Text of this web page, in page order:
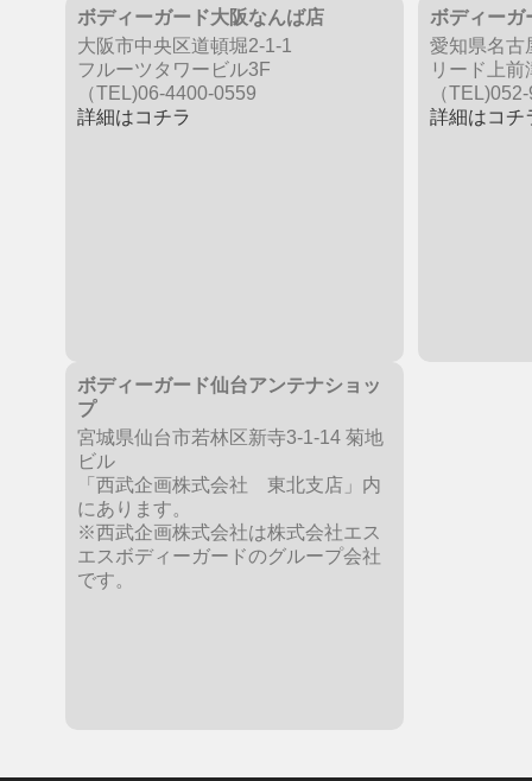
ボディーガード大阪なんば店
大阪市中央区道頓堀2-1-1
フルーツタワービル3F
（TEL)06-4400-0559
詳細はコチラ
ボディーガ
愛知県名古
リード上
（
詳細はコチ
ボディーガード仙台アンテナショッ
プ
宮城県仙台市若林区新寺3-1-14 菊地
ビル
「西武企画株式会社 東北支店」内
にあります。
※西武企画株式会社は株式会社エス
エスボディーガードのグループ会社
です。